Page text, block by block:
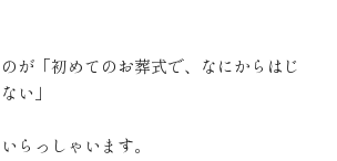
が「初めてのお葬式で、なにからはじ
い」
らっしゃいます。